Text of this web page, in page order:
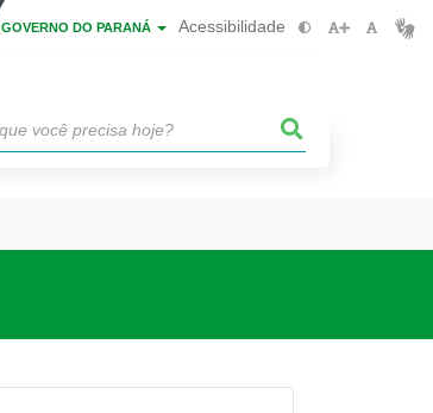
GOVERNO DO PARANÁ Acessibilidade